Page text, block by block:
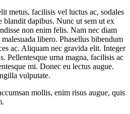
metus, facilisis vel luctus ac, sodales
blandit dapibus. Nunc ut sem ut ex
non enim felis. Nam nec diam
libero. Phasellus bibendum
ac. Aliquam nec gravida elit. Integer
Pellentesque urna magna, facilisis ac
mi. Donec eu lectus augue.
vulputate.
mollis, enim risus augue, quis